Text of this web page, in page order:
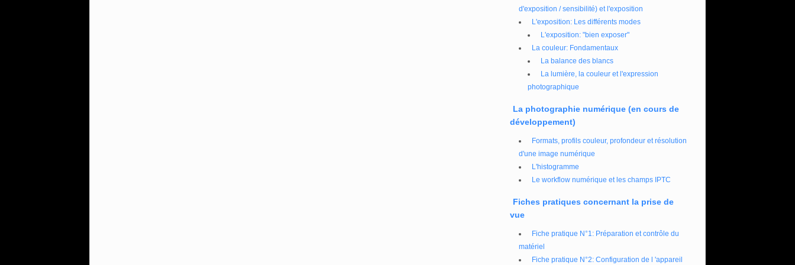
d'exposition / sensibilité) et l'exposition
L'exposition: Les différents modes
L'exposition: "bien exposer"
La couleur: Fondamentaux
La balance des blancs
La lumière, la couleur et l'expression
photographique
La photographie numérique (en cours de
développement)
Formats, profils couleur, profondeur et résolution
d'une image numérique
L'histogramme
Le workflow numérique et les champs IPTC
Fiches pratiques concernant la prise de
vue
Fiche pratique N°1: Préparation et contrôle du
matériel
Fiche pratique N°2: Configuration de l 'appareil